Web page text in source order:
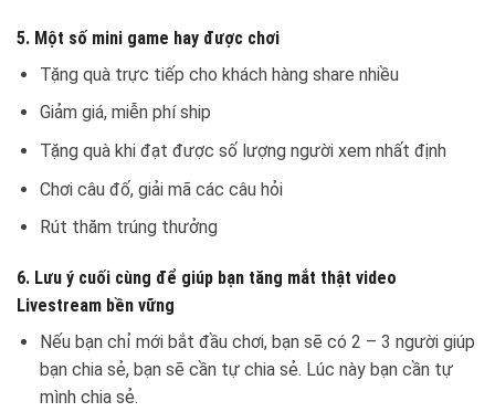
5. Một số mini game hay được chơi
Tặng quà trực tiếp cho khách hàng share nhiều
Giảm giá, miễn phí ship
Tặng quà khi đạt được số lượng người xem nhất định
Chơi câu đố, giải mã các câu hỏi
Rút thăm trúng thưởng
6. Lưu ý cuối cùng để giúp bạn tăng mắt thật video
Livestream bền vững
Nếu bạn chỉ mới bắt đầu chơi, bạn sẽ có 2 – 3 người giúp
bạn chia sẻ, bạn sẽ cần tự chia sẻ. Lúc này bạn cần tự
mình chia sẻ.